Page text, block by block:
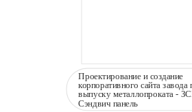
Проектирование и создание
корпоративного сайта завода
выпуску металлопроката -
Сэндвич панель